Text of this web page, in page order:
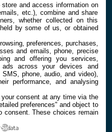
PROPOS
La rédaction
store and access information on
etc.), combine and share
whether collected on this
by some of us, or obtained
preferences, purchases,
and emails, phone, precise
and offering you services,
across your devices and
phone, audio, and video),
performance, and analysing
consent at any time via the
preferences" and object to
consent. These choices remain